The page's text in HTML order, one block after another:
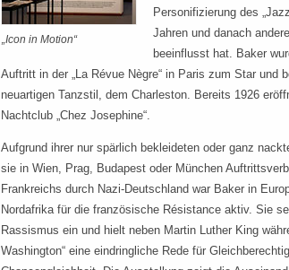
„Icon in Motion“
Personifizierung des
Jahren und danach
beeinflusst hat. Baker
Auftritt in der „La Révue Nègre“ in Paris zum Star und
neuartigen Tanzstil, dem Charleston. Bereits 1926
Nachtclub „Chez Josephine“.
Aufgrund ihrer nur spärlich bekleideten oder ganz
sie in Wien, Prag, Budapest oder München
Frankreichs durch Nazi-Deutschland war Baker in
Nordafrika für die französische Résistance aktiv. Sie
Rassismus ein und hielt neben Martin Luther King
Washington“ eine eindringliche Rede für